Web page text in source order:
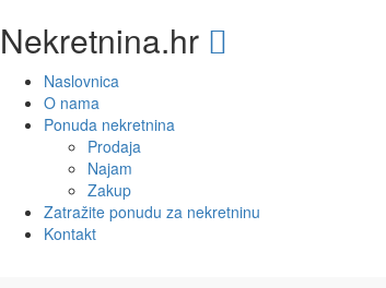
Nekretnina.hr
Naslovnica
O nama
Ponuda nekretnina
Prodaja
Najam
Zakup
Zatražite ponudu za nekretninu
Kontakt